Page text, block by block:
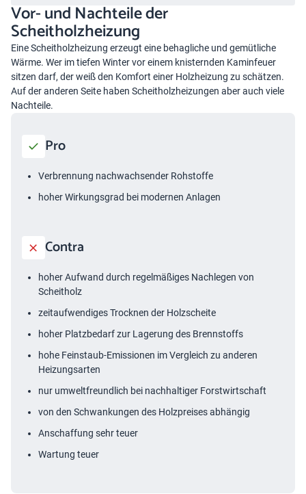
Vor- und Nachteile der
Scheitholzheizung
Eine Scheitholzheizung erzeugt eine behagliche und gemütliche
Wärme. Wer im tiefen Winter vor einem knisternden Kaminfeuer
sitzen darf, der weiß den Komfort einer Holzheizung zu schätzen.
Auf der anderen Seite haben Scheitholzheizungen aber auch viele
Nachteile.
Pro
Verbrennung nachwachsender Rohstoffe
hoher Wirkungsgrad bei modernen Anlagen
Contra
hoher Aufwand durch regelmäßiges Nachlegen von
Scheitholz
zeitaufwendiges Trocknen der Holzscheite
hoher Platzbedarf zur Lagerung des Brennstoffs
hohe Feinstaub-Emissionen im Vergleich zu anderen
Heizungsarten
nur umweltfreundlich bei nachhaltiger Forstwirtschaft
von den Schwankungen des Holzpreises abhängig
Anschaffung sehr teuer
Wartung teuer